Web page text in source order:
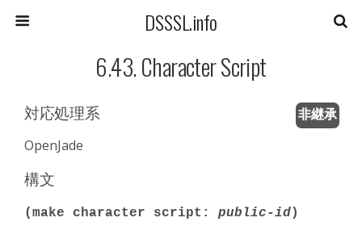
DSSSL.info
6.43. Character Script
非継承
対応処理系
OpenJade
構文
(make character script: public-id)